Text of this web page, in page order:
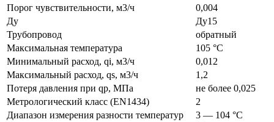
Порог чувствительности, м3/ч
0,004
Ду
Ду15
Трубопровод
обратный
Максимальная температура
105 °C
Минимальный расход, qi, м3/ч
0,012
Максимальный расход, qs, м3/ч
1,2
Потеря давления при qp, МПа
не более 0,025
Метрологический класс (EN1434)
2
Диапазон измерения разности температур
3 — 104 °C